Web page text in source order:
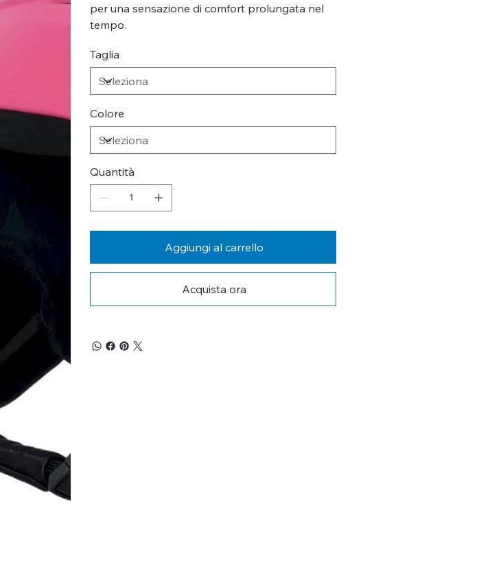
per una sensazione di comfort prolungata nel
tempo.
Taglia
Colore
Quantità
Aggiungi al carrello
Acquista ora